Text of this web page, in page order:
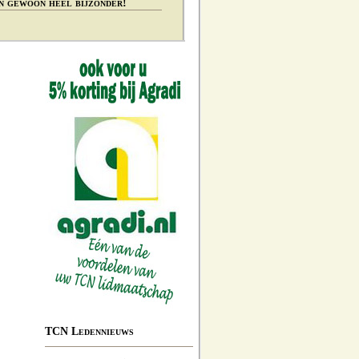
gewoon heel bijzonder!
TCN Ledennieuws